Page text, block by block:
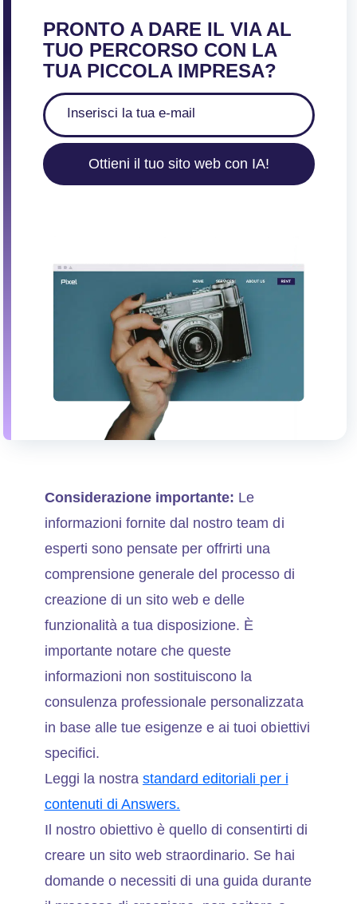
PRONTO A DARE IL VIA AL
TUO PERCORSO CON LA
TUA PICCOLA IMPRESA?
Ottieni il tuo sito web con IA!
Considerazione importante: Le
informazioni fornite dal nostro team di
esperti sono pensate per offrirti una
comprensione generale del processo di
creazione di un sito web e delle
funzionalità a tua disposizione. È
importante notare che queste
informazioni non sostituiscono la
consulenza professionale personalizzata
in base alle tue esigenze e ai tuoi obiettivi
specifici.
Leggi la nostra standard editoriali per i
contenuti di Answers.
Il nostro obiettivo è quello di consentirti di
creare un sito web straordinario. Se hai
domande o necessiti di una guida durante